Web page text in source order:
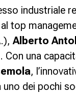
industriale
al top
Alberto
Con una
,
uno dei pochi